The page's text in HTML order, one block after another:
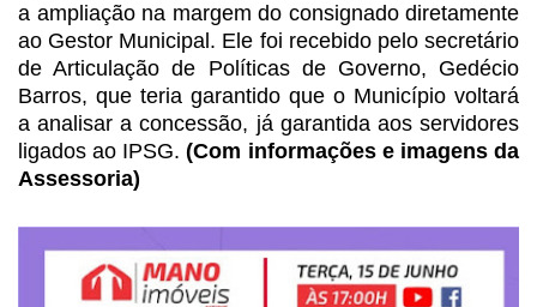
a ampliação na margem do consignado diretamente
ao Gestor Municipal. Ele foi recebido pelo secretário
de Articulação de Políticas de Governo, Gedécio
Barros, que teria garantido que o Município voltará
a analisar a concessão, já garantidaaos servidores
ligados ao IPSG.(Com informações e imagens da
Assessoria)